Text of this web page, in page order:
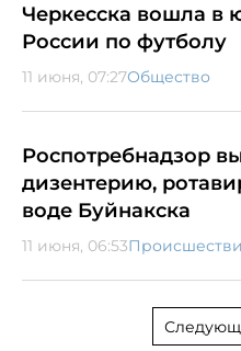
Черкесска вошла в
России по футболу
11 июня, 07:27Общество
Роспотребнадзор
дизентерию,
воде Буйнакска
11 июня, 06:53